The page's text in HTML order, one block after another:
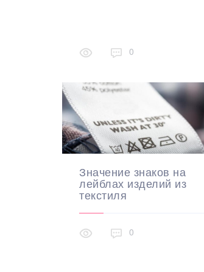
0
Значение знаков на
лейблах изделий из
текстиля
0